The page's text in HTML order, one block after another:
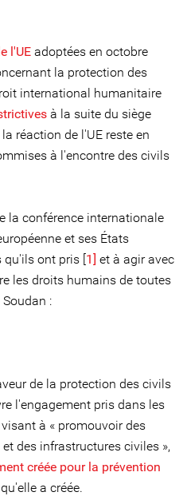
l'UE adoptées en octobre
la protection des
international humanitaire
à la suite du siège
réaction de l'UE reste en
à l'encontre des civils
la conférence internationale
et ses États
qu'ils ont pris [1] et à agir avec
les droits humains de toutes
:
de la protection des civils
l'engagement pris dans les
à « promouvoir des
des infrastructures civiles »,
créée pour la prévention
a créée.